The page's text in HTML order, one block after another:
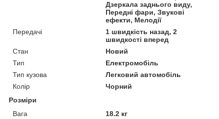
Дзеркала заднього виду,
Передні фари, Звукові
ефекти, Мелодії
Передачі
1 швидкість назад, 2
швидкості вперед
Стан
Новий
Тип
Електромобіль
Тип кузова
Легковий автомобіль
Колір
Чорний
Розміри
Вага
18.2 кг